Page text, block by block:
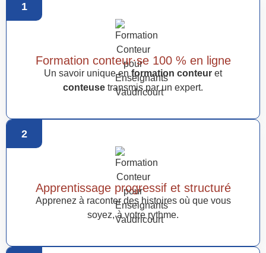
1
Formation conteur·se 100 % en ligne
Un savoir unique en formation conteur et
conteuse transmis par un expert.
2
Apprentissage progressif et structuré
Apprenez à raconter des histoires où que vous
soyez, à votre rythme.